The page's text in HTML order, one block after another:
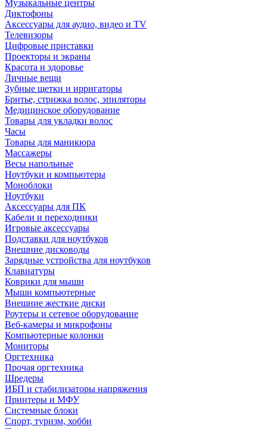
Музыкальные центры
Диктофоны
Аксессуары для аудио, видео и TV
Телевизоры
Цифровые приставки
Проекторы и экраны
Красота и здоровье
Личные вещи
Зубные щетки и ирригаторы
Бритье, стрижка волос, эпиляторы
Медицинское оборудование
Товары для укладки волос
Часы
Товары для маникюра
Массажеры
Весы напольные
Ноутбуки и компьютеры
Моноблоки
Ноутбуки
Аксессуары для ПК
Кабели и переходники
Игровые аксессуары
Подставки для ноутбуков
Внешние дисководы
Зарядные устройства для ноутбуков
Клавиатуры
Коврики для мыши
Мыши компьютерные
Внешние жесткие диски
Роутеры и сетевое оборудование
Веб-камеры и микрофоны
Компьютерные колонки
Мониторы
Оргтехника
Прочая оргтехника
Шредеры
ИБП и стабилизаторы напряжения
Принтеры и МФУ
Системные блоки
Спорт, туризм, хобби